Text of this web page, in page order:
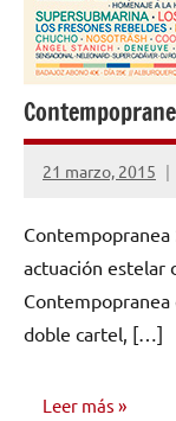
21 marzo, 2015
No
comentarios
actuación estelar
Contempopranea
doble cartel, […]
Leer más